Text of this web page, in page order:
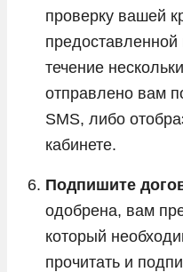
проверку вашей
течение
отправлено вам
SMS, либо
кабинете.
Подпишите
одобрена, вам
который
прочитать и